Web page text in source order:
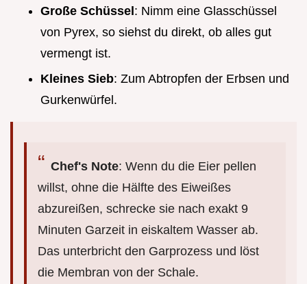
Große Schüssel : Nimm eine Glasschüssel
von Pyrex, so siehst du direkt, ob alles gut
vermengt ist.
Kleines Sieb: Zum Abtropfen der Erbsen und
Gurkenwürfel.
Chef's Note: Wenn du die Eier pellen
willst, ohne die Hälfte des Eiweißes
abzureißen, schrecke sie nach exakt 9
Minuten Garzeit in eiskaltem Wasser ab.
Das unterbricht den Garprozess und löst
die Membran von der Schale.